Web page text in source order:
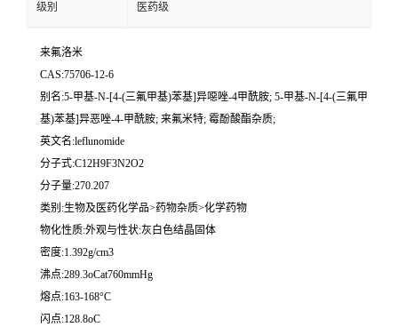
级别 医药级
来氟洛米
CAS:75706-12-6
别名:5-甲基-N-[4-(三氟甲基)苯基]异噁唑-4甲酰胺; 5-甲基-N-[4-(三氟甲
基)苯基]异恶唑-4-甲酰胺; 来氟米特; 霉酚酸酯杂质;
英文名:leflunomide
分子式:C12H9F3N2O2
分子量:270.207
类别:生物及医药化学品>药物杂质>化学药物
物化性质:外观与性状:灰白色结晶固体
密度:1.392g/cm3
沸点:289.3oCat760mmHg
熔点:163-168°C
闪点:128.8oC